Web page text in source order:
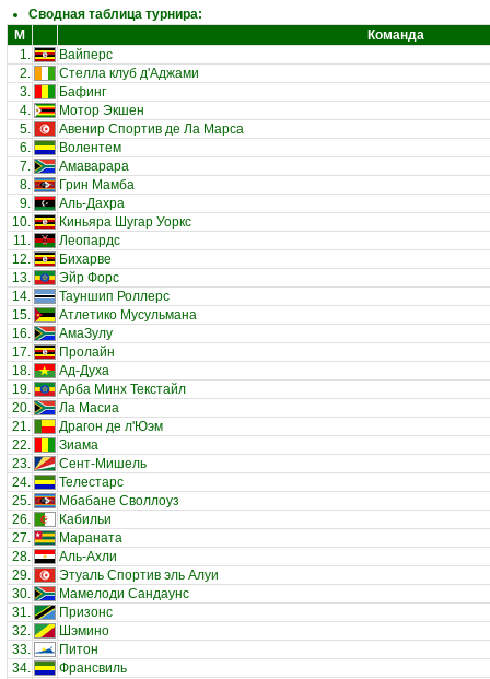
Сводная таблица турнира:
М
Команда
1.
Вайперс
2.
Стелла клуб д'Аджами
3.
Бафинг
4.
Мотор Экшен
5.
Авенир Спортив де Ла Марса
6.
Волентем
7.
Амаварара
8.
Грин Мамба
9.
Аль-Дахра
10.
Киньяра Шугар Уоркс
11.
Леопардс
12.
Бихарве
13.
Эйр Форс
14.
Тауншип Роллерс
15.
Атлетико Мусульмана
16.
АмаЗулу
17.
Пролайн
18.
Ад-Духа
19.
Арба Минх Текстайл
20.
Ла Масиа
21.
Драгон де л'Юэм
22.
Зиама
23.
Сент-Мишель
24.
Телестарс
25.
Мбабане Своллоуз
26.
Кабильи
27.
Мараната
28.
Аль-Ахли
29.
Этуаль Спортив эль Алуи
30.
Мамелоди Сандаунс
31.
Призонс
32.
Шэмино
33.
Питон
34.
Франсвиль